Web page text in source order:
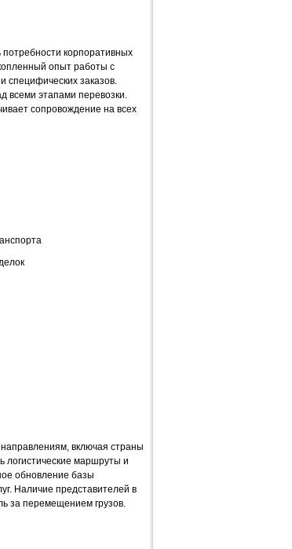
корпоративных
опыт работы с
специфических заказов.
всеми этапами перевозки.
сопровождение на всех
включая страны
логистические маршруты и
обновление базы
Наличие представителей в
за перемещением грузов.